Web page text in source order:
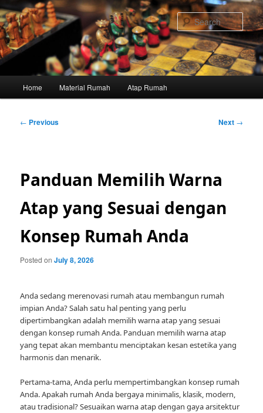
Skip
to
primary
content
Home Material Rumah Atap Rumah
Post
← Previous Next →
Panduan Memilih Warna
Atap yang Sesuai dengan
Konsep Rumah Anda
Posted onJuly 8, 2026
Anda sedang merenovasi rumah atau membangun rumah
impian Anda? Salah satu hal penting yang perlu
dipertimbangkan adalah memilih warna atap yang sesuai
dengan konsep rumah Anda. Panduan memilih warna atap
yang tepat akan membantu menciptakan kesan estetika yang
harmonis dan menarik.
Pertama-tama, Anda perlu mempertimbangkan konsep rumah
Anda. Apakah rumah Anda bergaya minimalis, klasik, modern,
atau tradisional? Sesuaikan warna atap dengan gaya arsitektur